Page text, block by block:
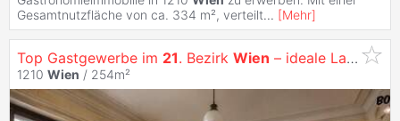
Gesamtnutzfläche von ca. 334 m², verteilt... [Mehr]
Top Gastgewerbe im 21. Bezirk Wien – ideale Lage für Ihr erfolgreiches Business!
1210 Wien / 254m²